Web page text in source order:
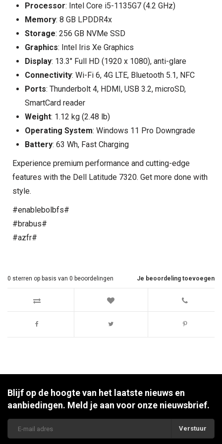
Processor: Intel Core i5-1135G7 (4.2 GHz)
Memory: 8 GB LPDDR4x
Storage: 256 GB NVMe SSD
Graphics: Intel Iris Xe Graphics
Display: 13.3" Full HD (1920 x 1080), anti-glare
Connectivity: Wi-Fi 6, 4G LTE, Bluetooth 5.1, NFC
Ports: Thunderbolt 4, HDMI, USB 3.2, microSD,
SmartCard reader
Weight: 1.12 kg (2.48 lb)
Operating System: Windows 11 Pro Downgrade
Battery: 63 Wh, Fast Charging
Experience premium performance and cutting-edge
features with the Dell Latitude 7320. Get more done with
style.
#enablebolbfs#
#brabus#
#azfr#
Je beoordeling toevoegen
0 sterren op basis van 0 beoordelingen
Blijf op de hoogte van het laatste nieuws en
aanbiedingen. Meld je aan voor onze nieuwsbrief.
Verstuur